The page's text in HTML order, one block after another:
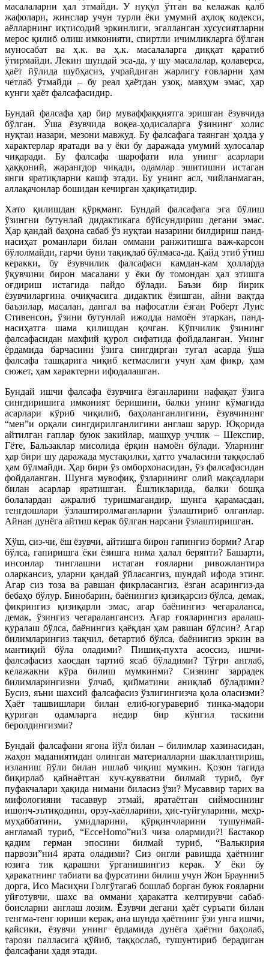
масалаларни ҳал этмайди. У нуқул ўтган ва келажак қалб
жафолари, жинслар учун турли ёки умумий аҳлоқ кодекси,
аёлларнинг иқтисодий эркинлиги, эгалланган хусусиятларни
мерос қилиб олиш имконияти, спиртли ичимликларга бўлган
муносабат ва ҳ.к. ва ҳ.к. масалаларга диққат қаратиб
ўтирмайди. Лекин шундай эса-да, у шу масалалар, қолаверса,
ҳаёт йўлида шубҳасиз, учрайдиган жарлигу ғовларни ҳам
четлаб ўтмайди – бу реал ҳаётдан узоқ, мавҳум эмас, ҳар
кунги ҳаёт фалсафасидир.
Бундай фалсафа ҳар бир муваффаққиятга эришган ёзувчида
бўлган. Ўша ёзувчида воқеа-ҳодисаларга ўзининг холис
нуқтаи назари, мезони мавжуд. Бу фалсафага таянган ҳолда у
характерлар яратади ва у ёки бу даражада умумий хулосалар
чиқаради. Бу фалсафа шарофати ила унинг асарлари
ҳаққоний, жарангдор чиқади, одамлар эшитишни истаган
янги яратиқларни кашф этади. Бу унинг асл, чийланмаган,
аллақачонлар бошидан кечирган ҳақиқатидир.
Хато қилишдан қўрқманг. Бундай фалсафага эга бўлиш
ўзингни бутунлай дидактикага бўйсундириш дегани эмас.
Ҳар қандай баҳона сабаб ўз нуқтаи назарини билдириш панд-
насиҳат романлари билан оммани ранжитишга важ-карсон
бўлолмайди, гарчи буни тақиқлаб бўлмаса-да. Қайд этиб ўтиш
керакки, бу ёзувчилик фалсафаси камдан-кам ҳолларда
ўқувчини бирон масалани у ёки бу томондан ҳал этишга
оғдириш истагида пайдо бўлади. Баъзи бир йирик
ёзувчиларгина очиқчасига дидактик ёзишган, айни вақтда
баъзилар, масалан, дангал ва нафосатли ёзган Роберт Луис
Стивенсон, ўзини бутунлай ижодда намоён этаркан, панд-
насиҳатга шама қилишдан қочган. Кўпчилик ўзининг
фалсафасидан махфий қурол сифатида фойдаланган. Унинг
ёрдамида барчасини ўзига сингдирган тугал асарда ўша
фалсафа ташқарига чиқиб кетмаслиги учун ҳам фикр, ҳам
сюжет, ҳам характерни ифодалашган.
Бундай ишчи фалсафа ёзувчига ёзганларини нафақат ўзига
сингдиришига имконият беришини, балки унинг кўмагида
асарлари кўриб чиқилиб, баҳоланганлигини, ёзувчининг
“мен”и орқали сингдирилганлигини англаш зарур. Юқорида
айтилган гаплар буюк закийлар, машҳур учлик – Шекспир,
Гёте, Бальзаклар мисолида ёрқин намоён бўлади. Уларнинг
ҳар бири шу даражада мустақилки, ҳатто учаласини таққослаб
ҳам бўлмайди. Ҳар бири ўз омборхонасидан, ўз фалсафасидан
фойдаланган. Шунга мувофиқ, ўзларининг олий мақсадлари
билан асарлар яратишган. Ёшликларида, балки бошқа
болалардан ажралиб туришмагандир, шунга қарамасдан,
тенгдошлари ўзлаштиролмаганларни ўзлаштириб олганлар.
Айнан дунёга айтиш керак бўлган нарсани ўзлаштиришган.
Хўш, сиз-чи, ёш ёзувчи, айтишга бирон гапингиз борми? Агар
бўлса, гапиришга ёки ёзишга нима ҳалал беряпти? Башарти,
инсонлар тинглашни истаган ғояларни ривожлантира
оларкансиз, уларни қандай ўйласангиз, шундай ифода этинг.
Агар сиз тоза ва равшан фикрласангиз, ёзган асарингиз-да
бебаҳо бўлур. Бинобарин, баёнингиз қизиқарсиз бўлса, демак,
фикрингиз қизиқарли эмас, агар баёнингиз чегараланса,
демак, ўзингиз чегаралангансиз. Агар ғояларингиз аралаш-
қуралаш бўлса, баёнингиз қаёқдан ҳам равшан бўлсин? Агар
билимларингиз тақчил, бетартиб бўлса, баёнингиз эркин ва
мантиқий бўла оладими? Пишиқ-пухта асоссиз, ишчи-
фалсафасиз хаосдан тартиб ясаб бўладими? Тўғри англаб,
келажакни кўра билиш мумкинми? Сизнинг заррадек
билимларингизни ўлчаб, қийматини аниқлаб бўладими?
Бусиз, яъни шахсий фалсафасиз ўзлигингизча қола оласизми?
Ҳаёт ташвишлари билан елиб-югуравериб тинка-мадори
қуриган одамларга недир бир кўнгил таскини
беролдингизми?
Бундай фалсафани ягона йўл билан – билимлар хазинасидан,
жаҳон маданиятидан олинган материалларни шакллантириш,
изланиш йўли билан ишлаб чиқиш мумкин. Қозон тагида
биқирлаб қайнаётган куч-қувватни билмай туриб, буғ
пуфакчалари ҳақида нимани биласиз ўзи? Мусаввир тарих ва
мифологияни тасаввур этмай, яратаётган сиймосининг
ишонч-эътиқодини, орзу-хаёлларини, ҳис-туйғуларини, меҳр-
муҳаббатини, умидларини, қўрқинчларини тушунмай-
англамай туриб, “EcceHomo”ни3 чиза олармиди?! Бастакор
қадим герман эпосини билмай туриб, “Валькирия
парвози”ни4 ярата оладими? Сиз онгли равишда ҳаётнинг
юзига тик қарашни ўрганишингиз керак. У ёки бу
ҳаракатнинг табиати ва фурсатини билиш учун Жон Браунни5
дорга, Исо Масиҳни Голгўтага6 бошлаб борган буюк ғояларни
уйғотувчи, шахс ва оммани ҳаракатга келтирувчи сабаб-
боисларни англаш лозим. Ёзувчи дегани ҳаёт суръати билан
тенгма-тенг юриши керак, ана шунда ҳаётнинг ўзи унга ишчи,
қайсики, ёзувчи унинг ёрдамида дунёга ҳаётни баҳолаб,
тарози палласига қўйиб, таққослаб, тушунтириб берадиган
фалсафани ҳадя этади.